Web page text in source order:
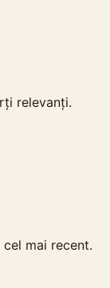
relevanți.
mai recent.